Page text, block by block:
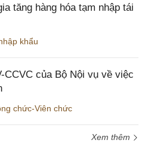
tăng hàng hóa tạm nhập tái
khẩu
CCVC của Bộ Nội vụ về việc
chức-Viên chức
Xem thêm